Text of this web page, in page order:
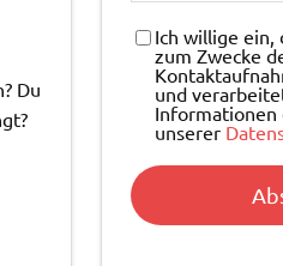
Du
Ich willige ein,
zum Zwecke
und
Informationen
unserer